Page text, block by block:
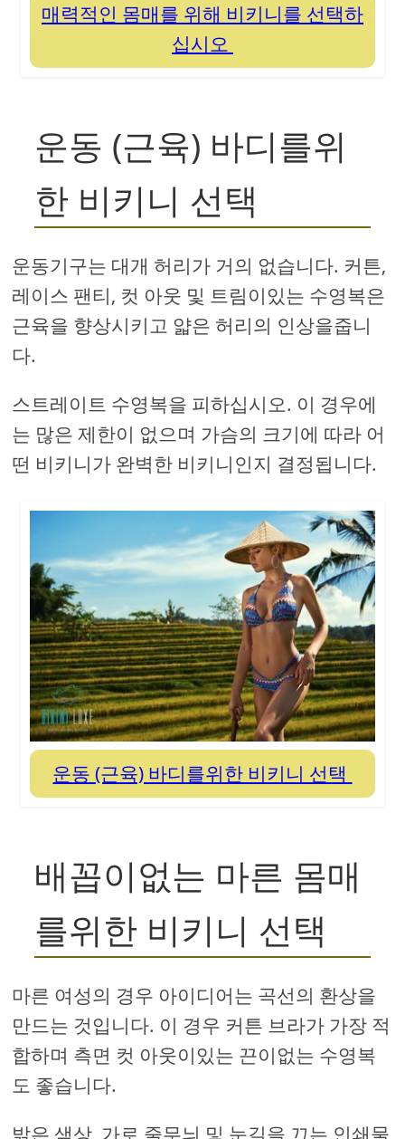
매력적인 몸매를 위해 비키니를 선택하
십시오
운동 (근육) 바디를위
한 비키니 선택
운동기구는 대개 허리가 거의 없습니다. 커튼,
레이스 팬티, 컷 아웃 및 트림이있는 수영복은
근육을 향상시키고 얇은 허리의 인상을줍니
다.
스트레이트 수영복을 피하십시오. 이 경우에
는 많은 제한이 없으며 가슴의 크기에 따라 어
떤 비키니가 완벽한 비키니인지 결정됩니다.
운동 (근육) 바디를위한 비키니 선택
배꼽이없는 마른 몸매
를위한 비키니 선택
마른 여성의 경우 아이디어는 곡선의 환상을
만드는 것입니다. 이 경우 커튼 브라가 가장 적
합하며 측면 컷 아웃이있는 끈이없는 수영복
도 좋습니다.
밝은 색상, 가로 줄무늬 및 눈길을 끄는 인쇄물